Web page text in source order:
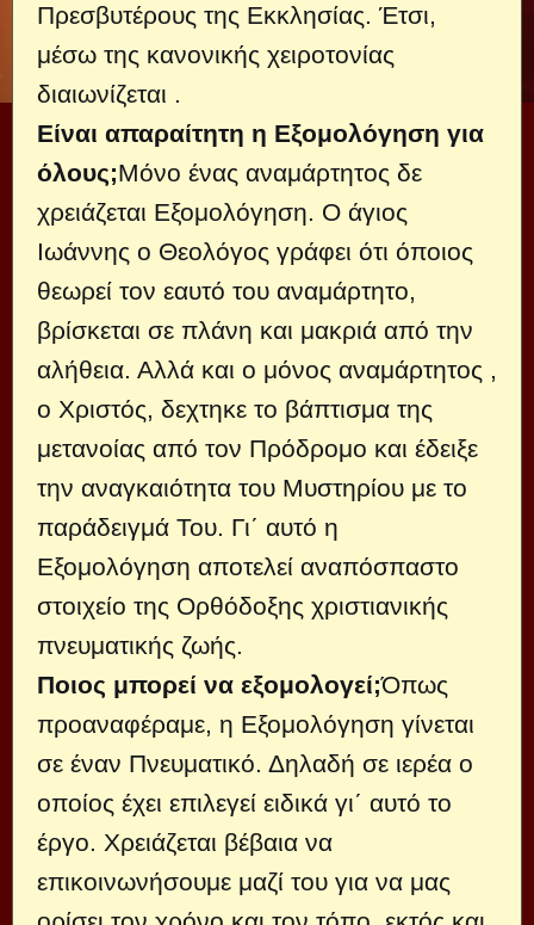
Πρεσβυτέρους της Εκκλησίας. Έτσι,
μέσω της κανονικής χειροτονίας
διαιωνίζεται .
Είναι απαραίτητη η Εξομολόγηση για
όλους;Μόνο ένας αναμάρτητος δε
χρειάζεται Εξομολόγηση. Ο άγιος
Ιωάννης ο Θεολόγος γράφει ότι όποιος
θεωρεί τον εαυτό του αναμάρτητο,
βρίσκεται σε πλάνη και μακριά από την
αλήθεια. Αλλά και ο μόνος αναμάρτητος ,
ο Χριστός, δεχτηκε το βάπτισμα της
μετανοίας από τον Πρόδρομο και έδειξε
την αναγκαιότητα του Μυστηρίου με το
παράδειγμά Του. Γι΄ αυτό η
Εξομολόγηση αποτελεί αναπόσπαστο
στοιχείο της Ορθόδοξης χριστιανικής
πνευματικής ζωής.
Ποιος μπορεί να εξομολογεί;Όπως
προαναφέραμε, η Εξομολόγηση γίνεται
σε έναν Πνευματικό. Δηλαδή σε ιερέα ο
οποίος έχει επιλεγεί ειδικά γι΄ αυτό το
έργο. Χρειάζεται βέβαια να
επικοινωνήσουμε μαζί του για να μας